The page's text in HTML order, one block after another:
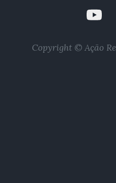
Copyright © Ação